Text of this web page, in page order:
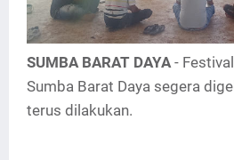
SUMBA BARAT DAYA-
Sumba Barat Daya segera
terus dilakukan.